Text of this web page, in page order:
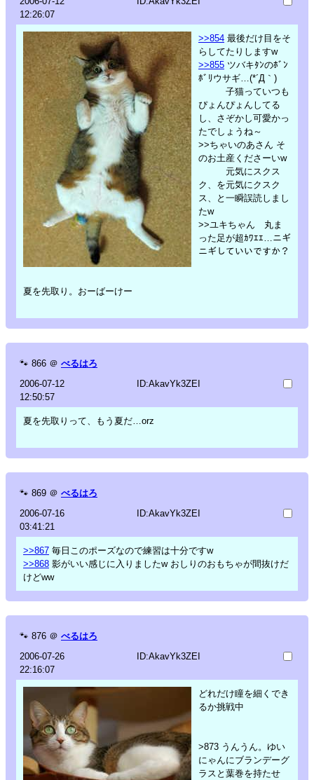
12:26:07
>>854 最後だけ目をそ
らしてたりしますw
>>855 ツバキﾀﾝのﾎﾞﾝ
ﾎﾞﾘウサギ…(*´Д｀)
子猫っていつも
ぴょんぴょんしてる
し、さぞかし可愛かっ
たでしょうね～
>>ちゃいのあさん そ
のお土産くださーいw
元気にスクス
ク、を元気にクスク
ス、と一瞬誤読しまし
たw
>>ユキちゃん 丸ま
った足が超ｶﾜｴｴ…ニギ
ニギしていいですか？
夏を先取り。おーばーけー
🐾 866 ＠ べるはろ
2006-07-12
12:50:57
ID:AkavYk3ZEI
夏を先取りって、もう夏だ…orz
🐾 869 ＠ べるはろ
2006-07-16
03:41:21
ID:AkavYk3ZEI
>>867 毎日このポーズなので練習は十分ですw
>>868 影がいい感じに入りましたw おしりのおもちゃが間抜けだ
けどww
🐾 876 ＠ べるはろ
2006-07-26
22:16:07
ID:AkavYk3ZEI
どれだけ瞳を細くでき
るか挑戦中
>873 うんうん。ゆい
にゃんにブランデーグ
ラスと葉巻を持たせ